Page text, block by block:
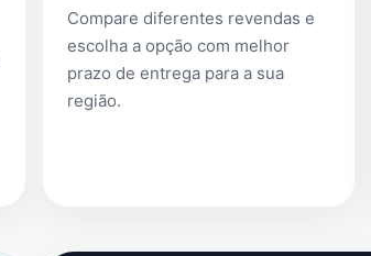
Compare diferentes revendas e
escolha a opção com melhor
prazo de entrega para a sua
região.